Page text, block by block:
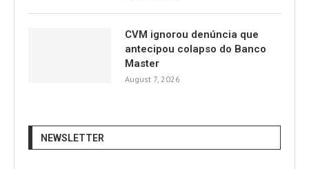
CVM ignorou denúncia que
antecipou colapso do Banco
Master
August 7, 2026
NEWSLETTER